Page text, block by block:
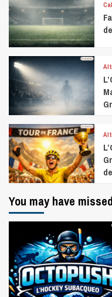
You may have missed